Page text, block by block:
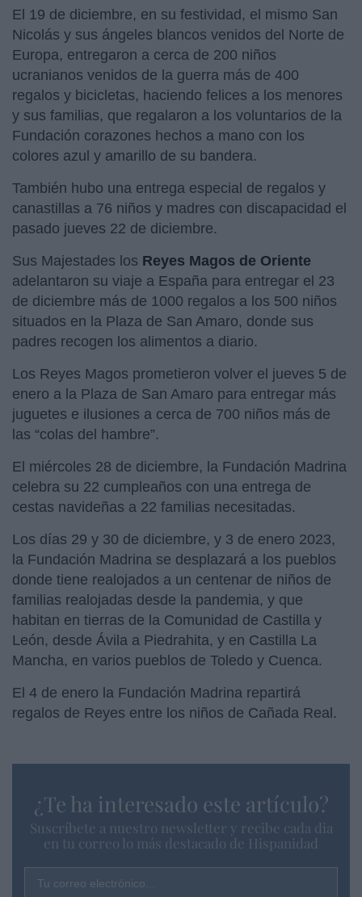
El 19 de diciembre, en su festividad, el mismo San
Nicolás y sus ángeles blancos venidos del Norte de
Europa, entregaron a cerca de 200 niños
ucranianos venidos de la guerra más de 400
regalos y bicicletas, haciendo felices a los menores
y sus familias, que regalaron a los voluntarios de la
Fundación corazones hechos a mano con los
colores azul y amarillo de su bandera.
También hubo una entrega especial de regalos y
canastillas a 76 niños y madres con discapacidad el
pasado jueves 22 de diciembre.
Sus Majestades los Reyes Magos de Oriente
adelantaron su viaje a España para entregar el 23
de diciembre más de 1000 regalos a los 500 niños
situados en la Plaza de San Amaro, donde sus
padres recogen los alimentos a diario.
Los Reyes Magos prometieron volver el jueves 5 de
enero a la Plaza de San Amaro para entregar más
juguetes e ilusiones a cerca de 700 niños más de
las “colas del hambre”.
El miércoles 28 de diciembre, la Fundación Madrina
celebra su 22 cumpleaños con una entrega de
cestas navideñas a 22 familias necesitadas.
Los días 29 y 30 de diciembre, y 3 de enero 2023,
la Fundación Madrina se desplazará a los pueblos
donde tiene realojados a un centenar de niños de
familias realojadas desde la pandemia, y que
habitan en tierras de la Comunidad de Castilla y
León, desde Ávila a Piedrahita, y en Castilla La
Mancha, en varios pueblos de Toledo y Cuenca.
El 4 de enero la Fundación Madrina repartirá
regalos de Reyes entre los niños de Cañada Real.
¿Te ha interesado este artículo?
Suscríbete a nuestro newsletter y recibe cada dia
en tu correo lo más destacado de Hispanidad
Tu correo electrónico...